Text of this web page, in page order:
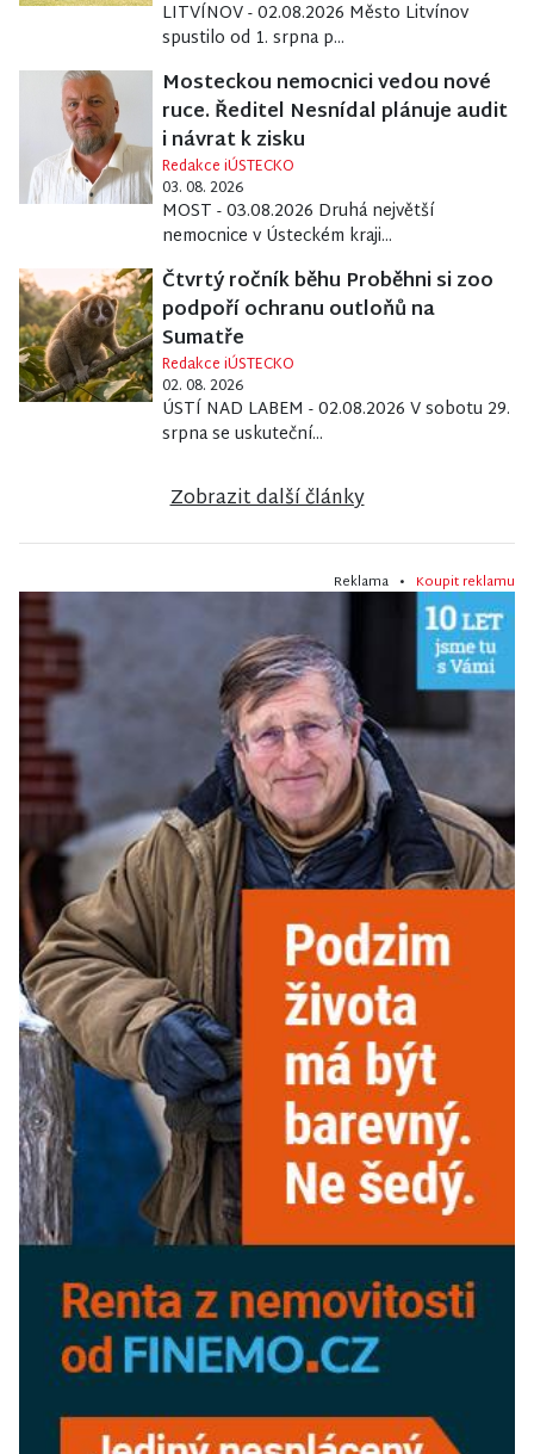
LITVÍNOV - 02.08.2026 Město Litvínov
spustilo od 1. srpna p...
Mosteckou nemocnici vedou nové
ruce. Ředitel Nesnídal plánuje audit
i návrat k zisku
Redakce iÚSTECKO
03. 08. 2026
MOST - 03.08.2026 Druhá největší
nemocnice v Ústeckém kraji...
Čtvrtý ročník běhu Proběhni si zoo
podpoří ochranu outloňů na
Sumatře
Redakce iÚSTECKO
02. 08. 2026
ÚSTÍ NAD LABEM - 02.08.2026 V sobotu 29.
srpna se uskuteční...
Zobrazit další články
Reklama • Koupit reklamu